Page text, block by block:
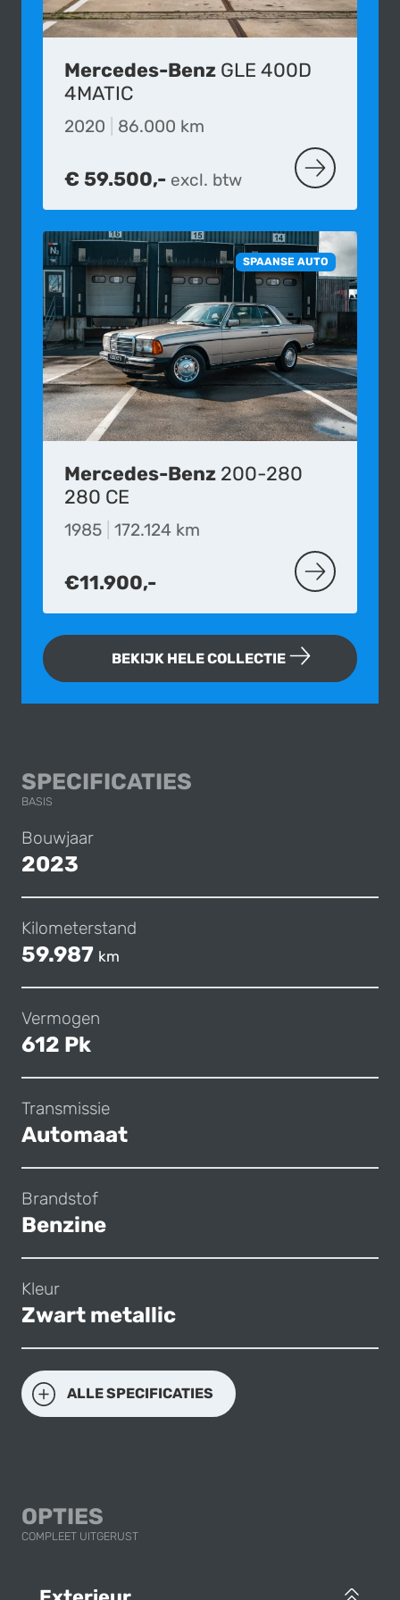
Mercedes-Benz GLE 400D
4MATIC
2020 86.000 km
€ 59.500,- excl. btw MEER OVER
SPAANSE AUTO
Mercedes-Benz 200-280
280 CE
1985 172.124 km
€11.900,- MEER OVER
BEKIJK HELE COLLECTIE
SPECIFICATIES
BASIS
Bouwjaar
2023
Kilometerstand
59.987 km
Vermogen
612 Pk
Transmissie
Automaat
Brandstof
Benzine
Kleur
Zwart metallic
ALLE SPECIFICATIES
OPTIES
COMPLEET UITGERUST